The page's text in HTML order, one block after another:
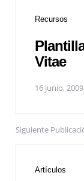
Recursos
Vitae
16 junio, 2009
Siguiente
Artículos